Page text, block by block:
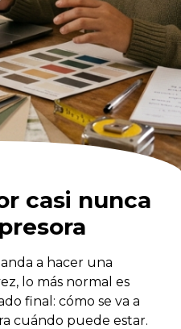
casi nunca
a hacer una
lo más normal es
final: cómo se va a
cuándo puede estar.